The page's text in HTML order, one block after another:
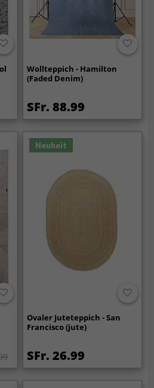
Wollteppich - Hamilton
(Faded Denim)
SFr. 88.99
Neuheit
Ovaler Juteteppich - San
Francisco (jute)
SFr. 26.99